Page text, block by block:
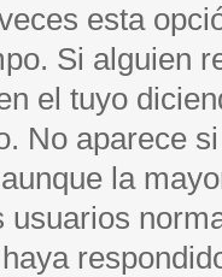
esta
Si alguien
el tuyo
No aparece
la
usuarios